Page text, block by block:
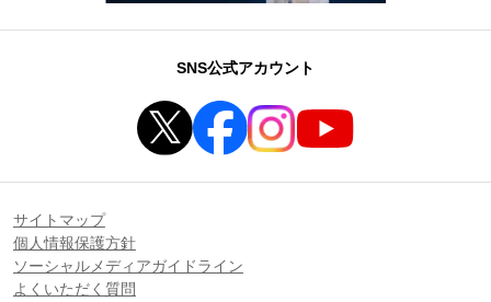
SNS公式アカウント
サイトマップ
個人情報保護方針
ソーシャルメディアガイドライン
よくいただく質問